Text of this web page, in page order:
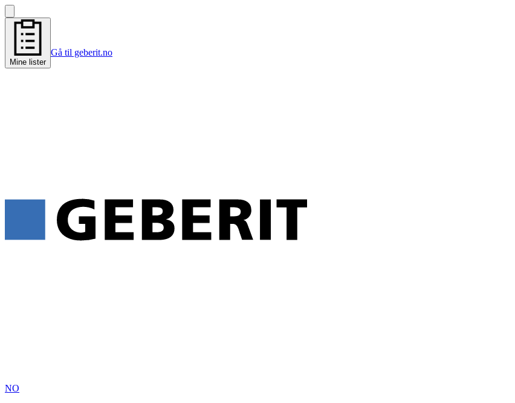
Mine lister
Gå til geberit.no
NO